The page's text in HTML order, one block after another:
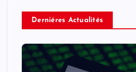
Derniéres Actualités